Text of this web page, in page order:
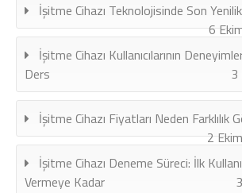
İşitme Cihazı Teknolojisinde Son
6
İşitme Cihazı Kullanıcılarının
Ders
3
İşitme Cihazı Fiyatları Neden Farklılık
2
İşitme Cihazı Deneme Süreci: İlk
Vermeye Kadar